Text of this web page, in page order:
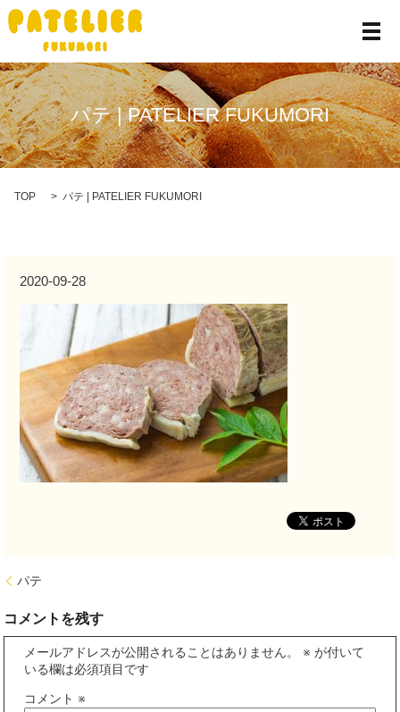
メ
パテ | PATELIER FUKUMORI
TOP パテ | PATELIER FUKUMORI
2020-09-28
パテ
コメントを残す
メールアドレスが公開されることはありません。 ※ が付いて
いる欄は必須項目です
コメント ※